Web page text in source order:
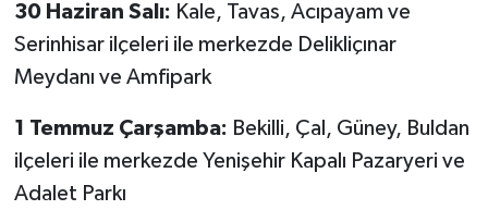
30 Haziran Salı: Kale, Tavas, Acıpayam ve
Serinhisar ilçeleri ile merkezde Delikliçınar
Meydanı ve Amfipark
1 Temmuz Çarşamba: Bekilli, Çal, Güney, Buldan
ilçeleri ile merkezde Yenişehir Kapalı Pazaryeri ve
Adalet Parkı